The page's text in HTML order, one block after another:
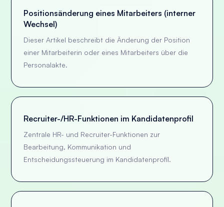
Positionsänderung eines Mitarbeiters (interner
Wechsel)
Dieser Artikel beschreibt die Änderung der Position
einer Mitarbeiterin oder eines Mitarbeiters über die
Personalakte.
Recruiter-/HR-Funktionen im Kandidatenprofil
Zentrale HR- und Recruiter-Funktionen zur
Bearbeitung, Kommunikation und
Entscheidungssteuerung im Kandidatenprofil.